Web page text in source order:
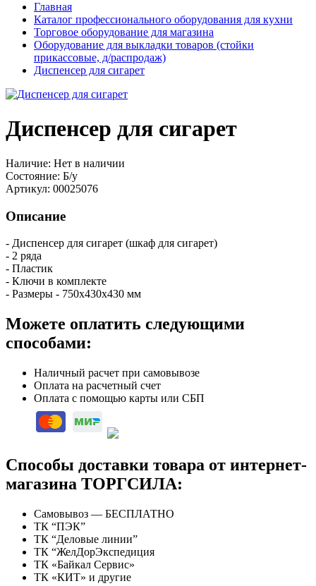
Главная
Каталог профессионального оборудования для кухни
Торговое оборудование для магазина
Оборудование для выкладки товаров (стойки
прикассовые, д/распродаж)
Диспенсер для сигарет
Диспенсер для сигарет
Наличие: Нет в наличии
Состояние: Б/у
Артикул: 00025076
Описание
- Диспенсер для сигарет (шкаф для сигарет)
- 2 ряда
- Пластик
- Ключи в комплекте
- Размеры - 750х430х430 мм
Можете оплатить следующими
способами:
Наличный расчет при самовывозе
Оплата на расчетный счет
Оплата с помощью карты или СБП
Способы доставки товара от интернет-
магазина ТОРГСИЛА:
Самовывоз — БЕСПЛАТНО
ТК “ПЭК”
ТК “Деловые линии”
ТК “ЖелДорЭкспедиция
ТК «Байкал Сервис»
ТК «КИТ» и другие